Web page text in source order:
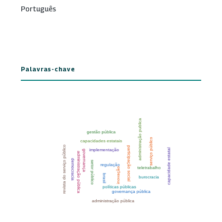
Português
Palavras-chave